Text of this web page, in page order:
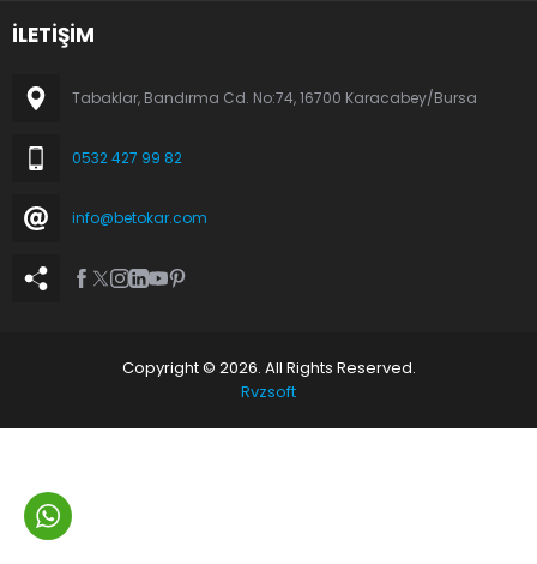
İLETİŞİM
Tabaklar, Bandırma Cd. No:74, 16700 Karacabey/Bursa
0532 427 99 82
info@betokar.com
Copyright © 2026. All Rights Reserved.
Rvzsoft